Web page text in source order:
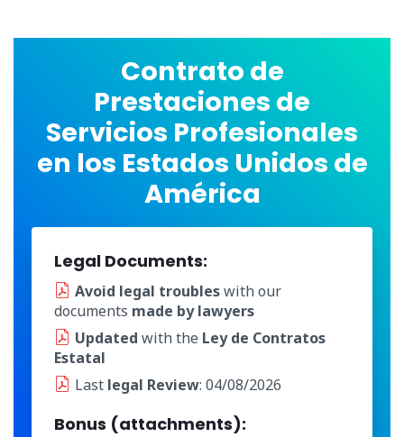
Contrato de
Prestaciones de
Servicios Profesionales
en los Estados Unidos de
América
Legal Documents:
Avoid legal troubleswith our
documents made by lawyers
Updated with the Ley de Contratos
Estatal
Last legal Review: 04/08/2026
Bonus (attachments):